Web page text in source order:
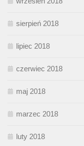
sierpień 2018
lipiec 2018
czerwiec 2018
maj 2018
marzec 2018
luty 2018